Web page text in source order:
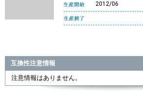
2012/06
互換性注意情報
注意情報はありません。